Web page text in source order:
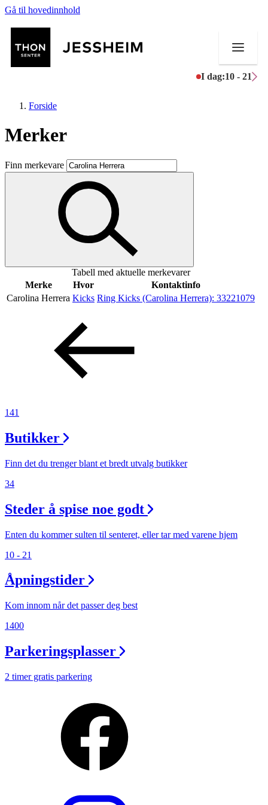
Gå til hovedinnhold
I dag:10 - 21
Butikker
Mat og drikke
Aktiviteter
Inspirasjon
Gavekort
Forside
Merker
Finn merkevare
Tabell med aktuelle merkevarer
Merke
Hvor
Kontaktinfo
Carolina Herrera Kicks Ring Kicks (Carolina Herrera): 33221079
141
Butikker
Finn det du trenger blant et bredt utvalg butikker
34
Steder å spise noe godt
Enten du kommer sulten til senteret, eller tar med varene hjem
10 - 21
Åpningstider
Kom innom når det passer deg best
1400
Parkeringsplasser
2 timer gratis parkering